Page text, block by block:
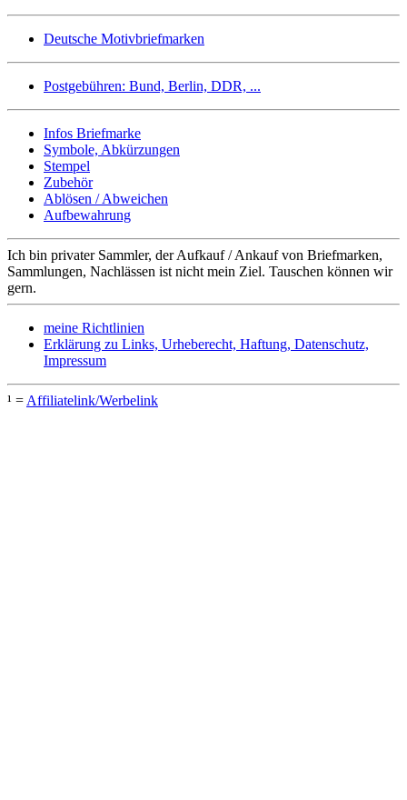
Deutsche Motivbriefmarken
Postgebühren: Bund, Berlin, DDR, ...
Infos Briefmarke
Symbole, Abkürzungen
Stempel
Zubehör
Ablösen / Abweichen
Aufbewahrung
Ich bin privater Sammler, der Aufkauf / Ankauf von Briefmarken,
Sammlungen, Nachlässen ist nicht mein Ziel. Tauschen können wir
gern.
meine Richtlinien
Erklärung zu Links, Urheberecht, Haftung, Datenschutz,
Impressum
¹ = Affiliatelink/Werbelink